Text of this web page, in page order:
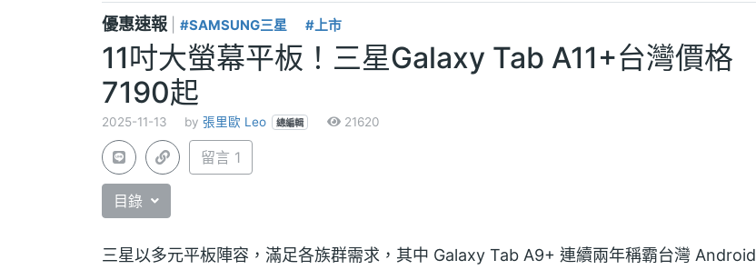
優惠速報 #SAMSUNG三星 #上市
11吋大螢幕平板！三星Galaxy Tab A11+台灣價格
7190起
2025-11-13 by 張里歐 Leo 總編輯 21620
留言 1
目錄
三星以多元平板陣容，滿足各族群需求，其中 Galaxy Tab A9+ 連續兩年稱霸台灣 Android